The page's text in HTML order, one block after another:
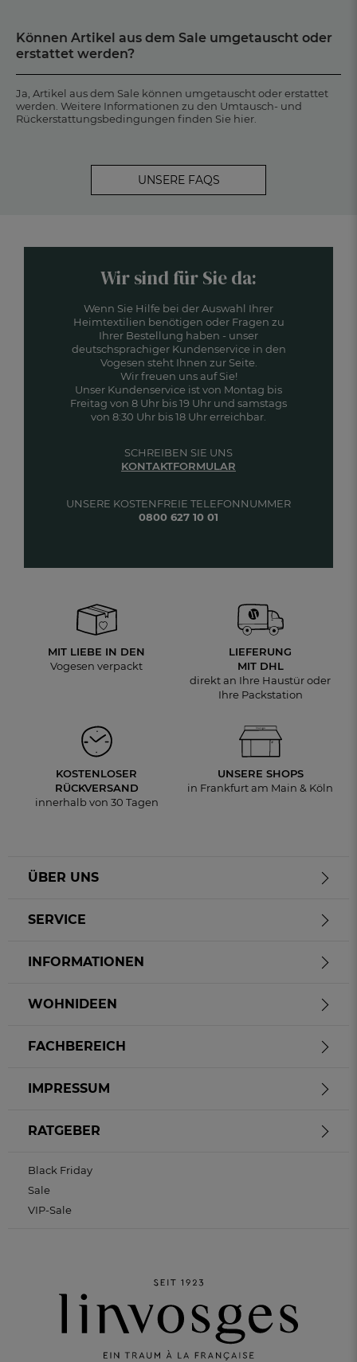
Können Artikel aus dem Sale umgetauscht oder
erstattet werden?
Ja, Artikel aus dem Sale können umgetauscht oder erstattet
werden. Weitere Informationen zu den Umtausch- und
Rückerstattungsbedingungen finden Sie hier.
UNSERE FAQS
Wir sind für Sie da:
Wenn Sie Hilfe bei der Auswahl Ihrer
Heimtextilien benötigen oder Fragen zu
Ihrer Bestellung haben - unser
deutschsprachiger Kundenservice in den
Vogesen steht Ihnen zur Seite.
Wir freuen uns auf Sie!
Unser Kundenservice ist von Montag bis
Freitag von 8 Uhr bis 19 Uhr und samstags
von 8:30 Uhr bis 18 Uhr erreichbar.
UNSERE KOSTENFREIE TELEFONNUMMER
0800 627 10 01
SCHREIBEN SIE UNS
KONTAKTFORMULAR
MIT LIEBE IN DEN
Vogesen verpackt
LIEFERUNG
MIT DHL
direkt an Ihre Haustür oder
Ihre Packstation
KOSTENLOSER
RÜCKVERSAND
innerhalb von 30 Tagen
UNSERE SHOPS
in Frankfurt am Main & Köln
ÜBER UNS
SERVICE
INFORMATIONEN
WOHNIDEEN
FACHBEREICH
IMPRESSUM
RATGEBER
Black Friday
Sale
VIP-Sale